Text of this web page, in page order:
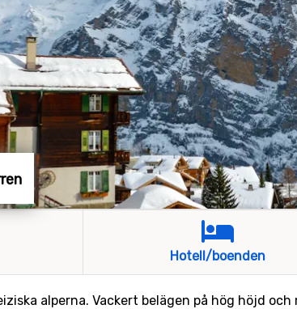
Hotell/boenden
alperna. Vackert belägen på hög höjd